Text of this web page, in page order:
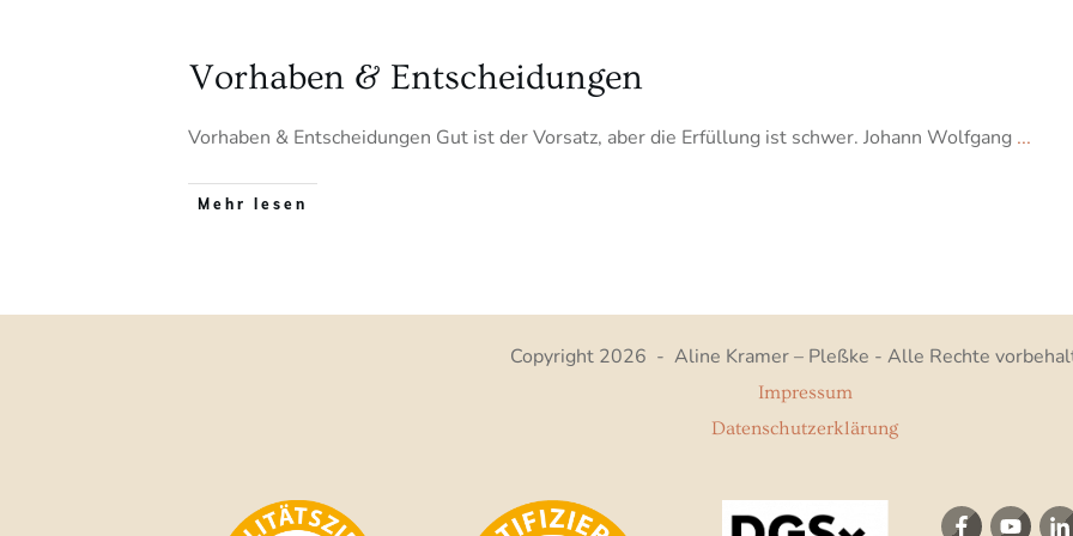
Vorhaben & Entscheidungen
Vorhaben & Entscheidungen Gut ist der Vorsatz, aber die Erfüllung ist schwer. Johann Wolfgang ...
Mehr lesen
Copyright 2026 - Aline Kramer – Pleßke - Alle Rechte
Impressum
Datenschutzerklärung